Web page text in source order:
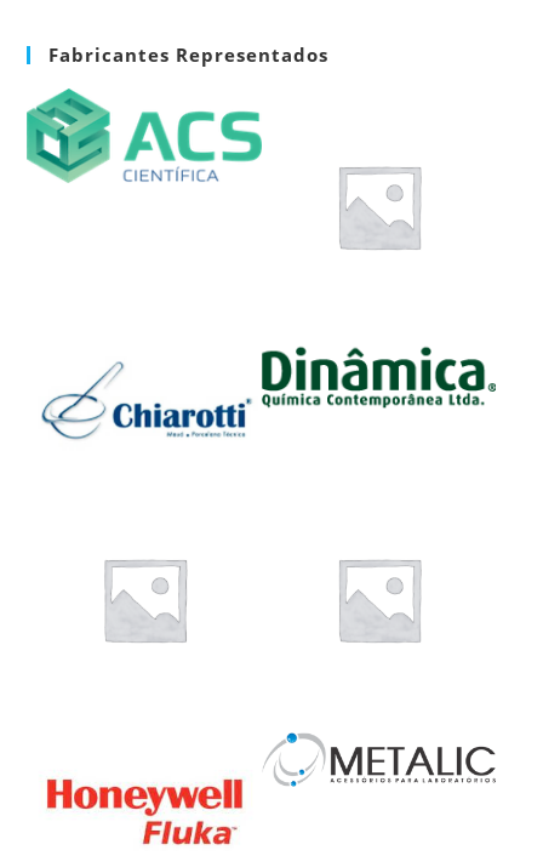
Fabricantes Representados